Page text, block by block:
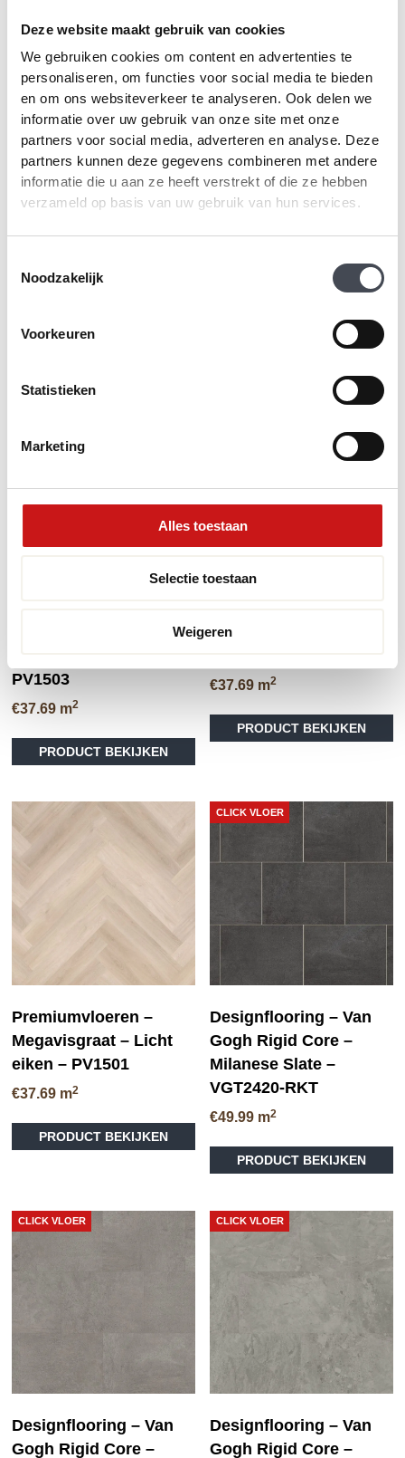
Deze website maakt gebruik van cookies
We gebruiken cookies om content en advertenties te
personaliseren, om functies voor social media te bieden
en om ons websiteverkeer te analyseren. Ook delen we
informatie over uw gebruik van onze site met onze
partners voor social media, adverteren en analyse. Deze
partners kunnen deze gegevens combineren met andere
informatie die u aan ze heeft verstrekt of die ze hebben
verzameld op basis van uw gebruik van hun services.
Noodzakelijk
Voorkeuren
Statistieken
Marketing
Alles toestaan
Selectie toestaan
Weigeren
eiken – PV1505
PRODUCT BEKIJKEN PRODUCT BEKIJKEN
PV1503
€37.69 m2
PRODUCT BEKIJKEN
Megavisgraat – Bruin
€37.69 m2
PRODUCT BEKIJKEN
Premiumvloeren –
Megavisgraat – Licht
eiken – PV1501
€37.69 m2
PRODUCT BEKIJKEN
CLICK VLOER
Designflooring – Van
Gogh Rigid Core –
Milanese Slate –
VGT2420-RKT
€49.99 m2
PRODUCT BEKIJKEN
CLICK VLOER
Designflooring – Van
Gogh Rigid Core –
CLICK VLOER
Designflooring – Van
Gogh Rigid Core –